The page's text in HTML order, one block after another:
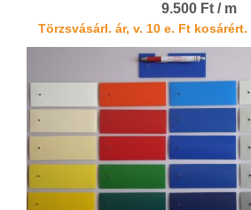
9.500 Ft / m
Törzsvásárl. ár, v. 10 e. Ft